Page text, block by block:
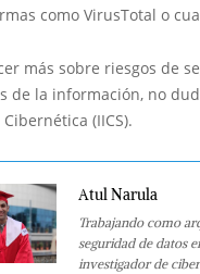
como VirusTotal o
más sobre riesgos de
de la información, no
(IICS).
Atul Narula
Trabajando como
seguridad de datos
investigador de